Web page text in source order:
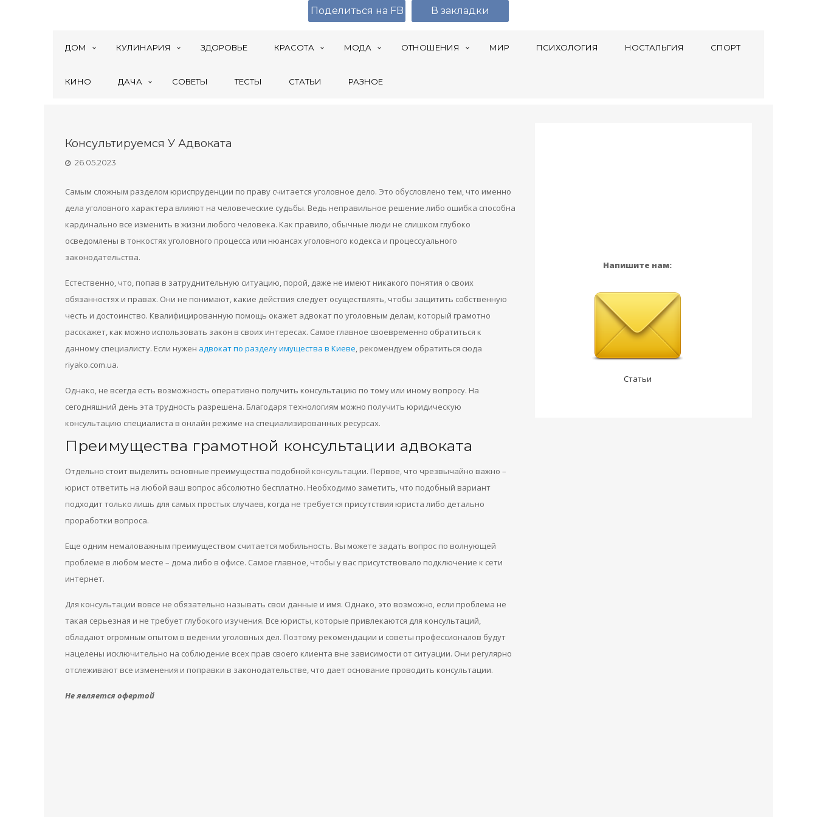
ДОМ КУЛИНАРИЯ ЗДОРОВЬЕ КРАСОТА МОДА ОТНОШЕНИЯ МИР ПСИХОЛОГИЯ НОСТАЛЬГИЯ СПОРТ
КИНО ДАЧА СОВЕТЫ ТЕСТЫ СТАТЬИ РАЗНОЕ
Консультируемся У Адвоката
26.05.2023
Самым сложным разделом юриспруденции по праву считается уголовное дело. Это обусловлено тем, что именно
дела уголовного характера влияют на человеческие судьбы. Ведь неправильное решение либо ошибка способна
кардинально все изменить в жизни любого человека. Как правило, обычные люди не слишком глубоко
осведомлены в тонкостях уголовного процесса или нюансах уголовного кодекса и процессуального
законодательства.
Естественно, что, попав в затруднительную ситуацию, порой, даже не имеют никакого понятия о своих
обязанностях и правах. Они не понимают, какие действия следует осуществлять, чтобы защитить собственную
честь и достоинство. Квалифицированную помощь окажет адвокат по уголовным делам, который грамотно
расскажет, как можно использовать закон в своих интересах. Самое главное своевременно обратиться к
данному специалисту. Если нужен адвокат по разделу имущества в Киеве, рекомендуем обратиться сюда
riyako.com.ua.
Однако, не всегда есть возможность оперативно получить консультацию по тому или иному вопросу. На
сегодняшний день эта трудность разрешена. Благодаря технологиям можно получить юридическую
консультацию специалиста в онлайн режиме на специализированных ресурсах.
Преимущества грамотной консультации адвоката
Отдельно стоит выделить основные преимущества подобной консультации. Первое, что чрезвычайно важно –
юрист ответить на любой ваш вопрос абсолютно бесплатно. Необходимо заметить, что подобный вариант
подходит только лишь для самых простых случаев, когда не требуется присутствия юриста либо детально
проработки вопроса.
Еще одним немаловажным преимуществом считается мобильность. Вы можете задать вопрос по волнующей
проблеме в любом месте – дома либо в офисе. Самое главное, чтобы у вас присутствовало подключение к сети
интернет.
Для консультации вовсе не обязательно называть свои данные и имя. Однако, это возможно, если проблема не
такая серьезная и не требует глубокого изучения. Все юристы, которые привлекаются для консультаций,
обладают огромным опытом в ведении уголовных дел. Поэтому рекомендации и советы профессионалов будут
нацелены исключительно на соблюдение всех прав своего клиента вне зависимости от ситуации. Они регулярно
отслеживают все изменения и поправки в законодательстве, что дает основание проводить консультации.
Не является офертой
Напишите нам:
Статьи
Поделиться на FB В закладки